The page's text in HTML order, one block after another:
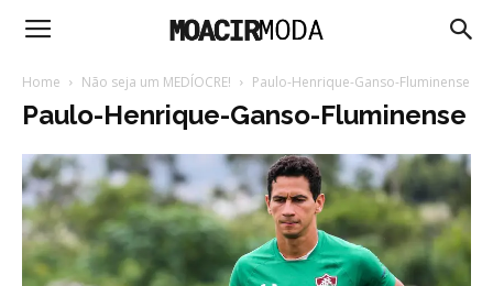
Moacir
Moda
Home Não seja um MEDÍOCRE! Paulo-Henrique-Ganso-Fluminense
Paulo-Henrique-Ganso-Fluminense